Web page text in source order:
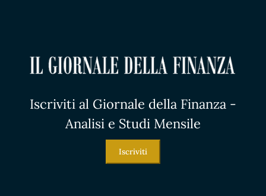
Iscriviti al Giornale della Finanza -
Analisi e Studi Mensile
Iscriviti